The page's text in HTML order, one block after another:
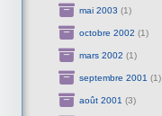
mai 2003 (1)
octobre 2002 (1)
mars 2002 (1)
septembre 2001 (1)
août 2001 (3)